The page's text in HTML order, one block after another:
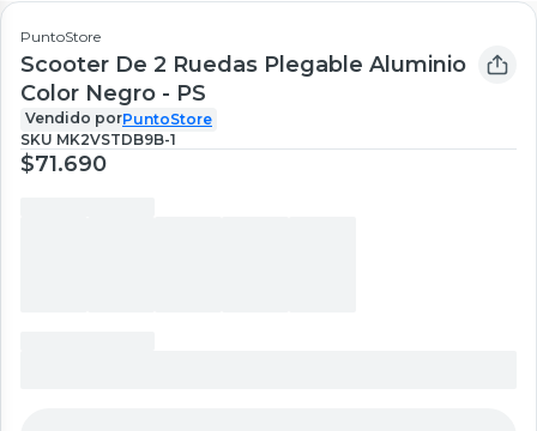
PuntoStore
Scooter De 2 Ruedas Plegable Aluminio
Color Negro - PS
Vendido porPuntoStore
SKU MK2VSTDB9B-1
$71.690